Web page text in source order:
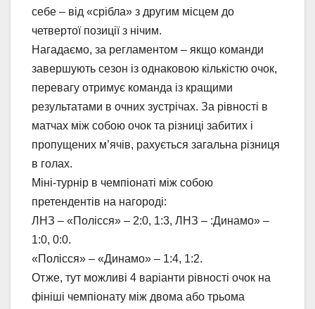
себе – від «срібла» з другим місцем до
четвертої позиції з нічим.
Нагадаємо, за регламентом – якщо команди
завершують сезон із однаковою кількістю очок,
перевагу отримує команда із кращими
результатами в очних зустрічах. За рівності в
матчах між собою очок та різниці забитих і
пропущених м’ячів, рахується загальна різниця
в голах.
Міні-турнір в чемпіонаті між собою
претендентів на нагороді:
ЛНЗ – «Полісся» – 2:0, 1:3, ЛНЗ – :Динамо» –
1:0, 0:0.
«Полісся» – «Динамо» – 1:4, 1:2.
Отже, тут можливі 4 варіанти рівності очок на
фініші чемпіонату між двома або трьома